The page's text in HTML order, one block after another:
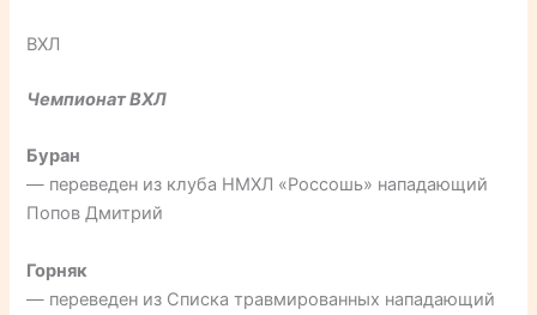
ВХЛ
Чемпионат ВХЛ
Буран
— переведен из клуба НМХЛ «Россошь» нападающий
Попов Дмитрий
Горняк
— переведен из Списка травмированных нападающий